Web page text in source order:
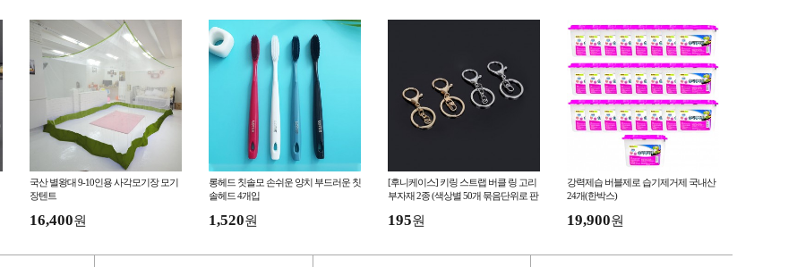
국산 별왕대 9-10인용 사각모기장 모기
장텐트
16,400원
롱헤드 칫솔모 손쉬운 양치 부드러운 칫
솔헤드 4개입
1,520원
[후니케이스] 키링 스트랩 버클 링 고리
부자재 2종 (색상별 50개 묶음단위로 판
195원
강력제습 버블제로 습기제거제 국내산
24개(한박스)
19,900원